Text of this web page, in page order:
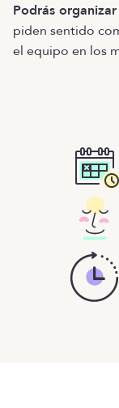
Podrás
piden sentido
el equipo en los